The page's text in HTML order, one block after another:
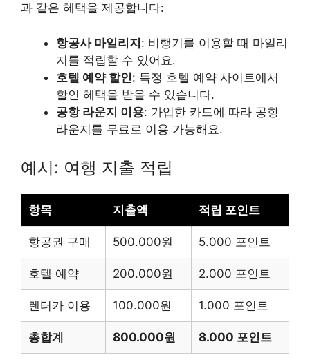
과 같은 혜택을 제공합니다:
항공사 마일리지: 비행기를 이용할 때 마일리
지를 적립할 수 있어요.
호텔 예약 할인: 특정 호텔 예약 사이트에서
할인 혜택을 받을 수 있습니다.
공항 라운지 이용: 가입한 카드에 따라 공항
라운지를 무료로 이용 가능해요.
예시: 여행 지출 적립
항목 지출액 적립 포인트
항공권 구매 500.000원 5.000 포인트
호텔 예약 200.000원 2.000 포인트
렌터카 이용 100.000원 1.000 포인트
총합계 800.000원 8.000 포인트